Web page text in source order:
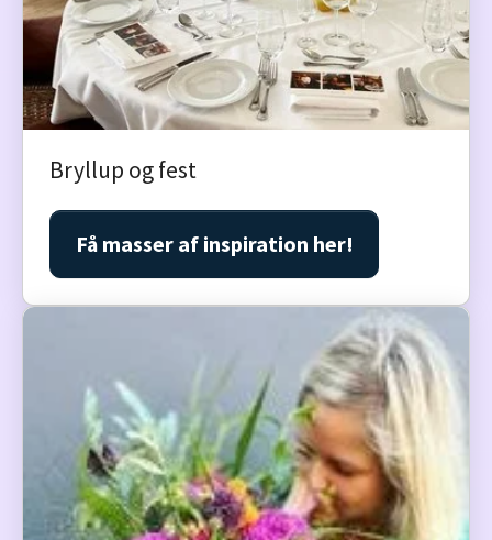
Bryllup og fest
Få masser af inspiration her!